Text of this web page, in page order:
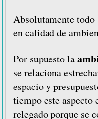
Absolutamente todo
en calidad de
Por supuesto la
se relaciona
espacio y
tiempo este aspecto
relegado porque se